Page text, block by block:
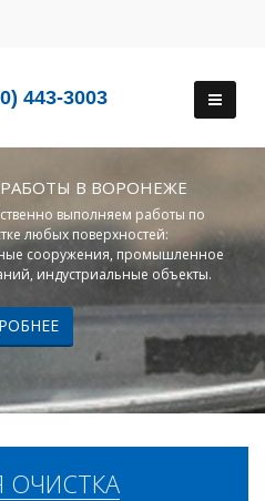
443-3003
В ВОРОНЕЖЕ
выполняем работы по
любых поверхностей:
сооружения, промышленное
индустриальные объекты.
ОЧИСТКА